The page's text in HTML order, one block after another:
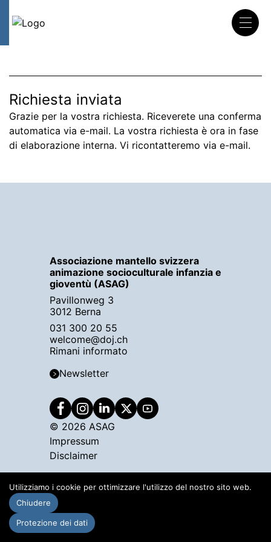
navigazione
Richiesta inviata
Grazie per la vostra richiesta. Riceverete una conferma
automatica via e-mail. La vostra richiesta è ora in fase
di elaborazione interna. Vi ricontatteremo via e-mail.
Associazione mantello svizzera
animazione socioculturale infanzia e
gioventù (ASAG)
Pavillonweg 3
3012 Berna
031 300 20 55
welcome@doj.ch
Rimani informato
Newsletter
© 2026 ASAG
Impressum
Disclaimer
Utilizziamo i cookie per ottimizzare l'utilizzo del nostro sito web.
Chiudere
Protezione dei dati